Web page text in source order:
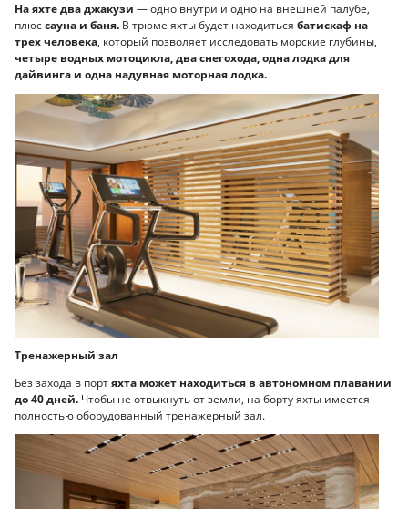
На яхте два джакузи — одно внутри и одно на внешней палубе,
плюссауна и баня. В трюме яхты будет находиться батискаф на
трех человека, который позволяет исследовать морские глубины,
четыре водных мотоцикла, два снегохода, одна лодка для
дайвинга и одна надувная моторная лодка.
Тренажерный зал
Без захода в портяхта может находиться в автономном плавании
до 40 дней. Чтобы не отвыкнуть от земли, на борту яхты имеется
полностью оборудованный тренажерный зал.